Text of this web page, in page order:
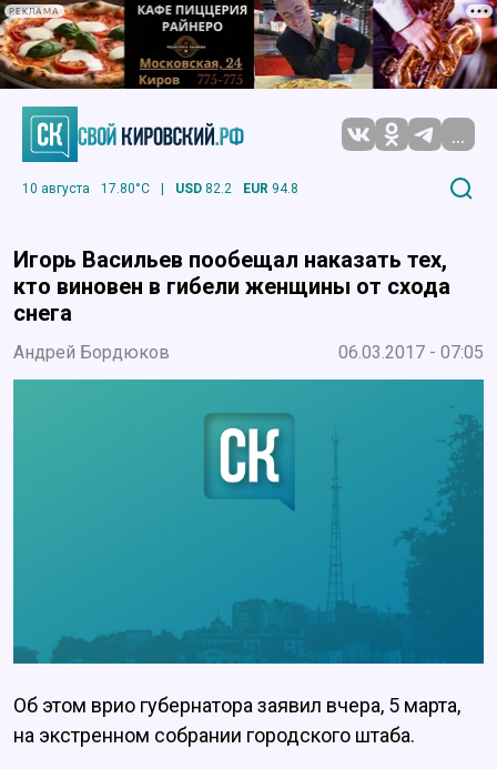
РЕКЛАМА
...
10 августа 17.80°C | USD 82.2 EUR 94.8
Игорь Васильев пообещал наказать тех,
кто виновен в гибели женщины от схода
снега
Андрей Бордюков 06.03.2017 - 07:05
Об этом врио губернатора заявил вчера, 5 марта,
на экстренном собрании городского штаба.